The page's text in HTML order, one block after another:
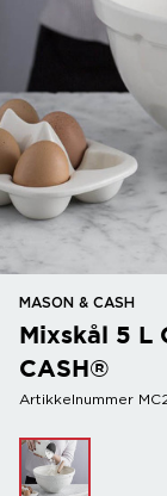
MASON & CASH
Mixskål 5 L
CASH®
Artikkelnummer